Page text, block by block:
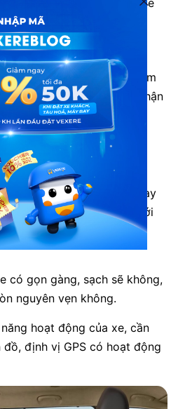
gian để kiểm tra kỹ các
thuê xe tự lái, bạn nhớ kiểm
quy định, thời gian giao nhận
thời hạn đăng kiểm, bảo
xe, xem có bị trầy xước hay
Nếu có hãy báo ngay với
chụp lại để làm bằng
có gọn gàng, sạch sẽ không,
nguyên vẹn không.
hoạt động của xe, cần
định vị GPS có hoạt động